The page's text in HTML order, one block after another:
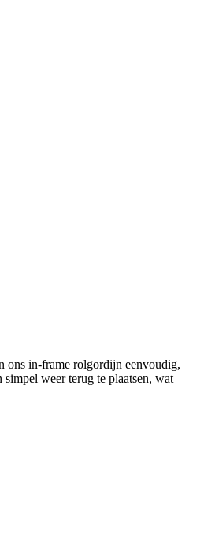
ons in-frame rolgordijn eenvoudig,
weer terug te plaatsen, wat